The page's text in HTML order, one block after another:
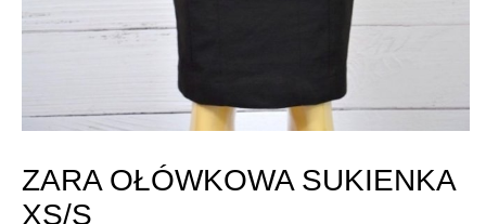
ZARA OŁÓWKOWA SUKIENKA
XS/S